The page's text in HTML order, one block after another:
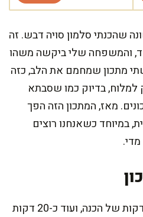
שהכנתי סלמון סויה דבש. זה
והמשפחה שלי ביקשה משהו
מתכון שמחמם את הלב, כזה
למלוח, בדיוק כמו שסבתא
מאז, המתכון הזה הפך
במיוחד כשאנחנו רוצים
המתכון הזה דורש רק כמה דקות של הכנה, ועוד כ-20 דקות